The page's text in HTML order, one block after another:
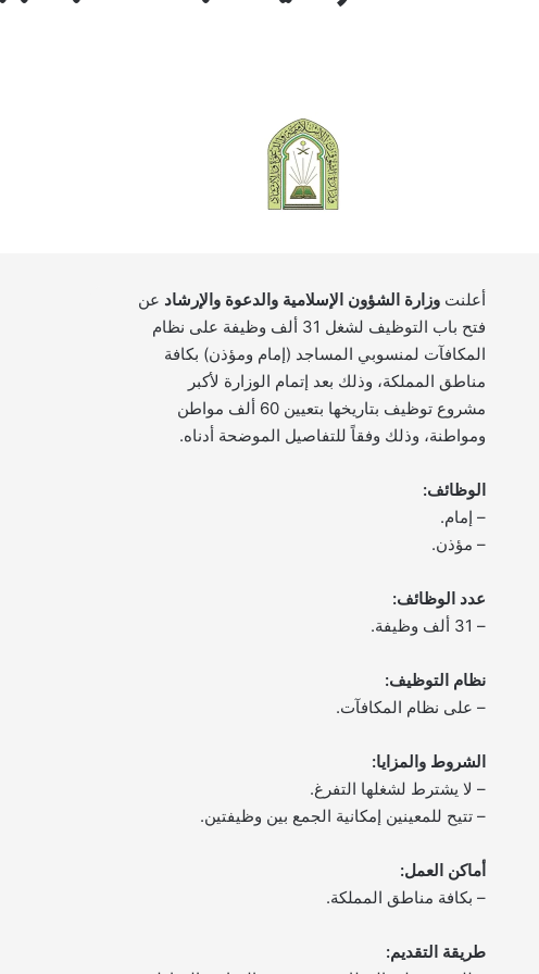
أعلنت وزارة الشؤون الإسلامية والدعوة والإرشاد عن
فتح باب التوظيف لشغل 31 ألف وظيفة على نظام
المكافآت لمنسوبي المساجد (إمام ومؤذن) بكافة
مناطق المملكة، وذلك بعد إتمام الوزارة لأكبر
مشروع توظيف بتاريخها بتعيين 60 ألف مواطن
ومواطنة، وذلك وفقاً للتفاصيل الموضحة أدناه.
الوظائف:
– إمام.
– مؤذن.
عدد الوظائف:
– 31 ألف وظيفة.
نظام التوظيف:
– على نظام المكافآت.
الشروط والمزايا:
– لا يشترط لشغلها التفرغ.
– تتيح للمعينين إمكانية الجمع بين وظيفتين.
أماكن العمل:
– بكافة مناطق المملكة.
طريقة التقديم: